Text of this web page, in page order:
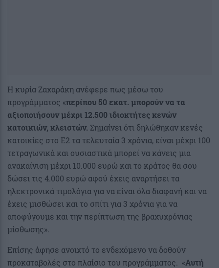
Η κυρία Ζαχαράκη ανέφερε πως μέσω του
προγράμματος «περίπου 50 εκατ. μπορούν να τα
αξιοποιήσουν μέχρι 12.500 ιδιοκτήτες κενών
κατοικιών, κλειστών. Σημαίνει ότι δηλώθηκαν κενές
κατοικίες στο Ε2 τα τελευταία 3 χρόνια, είναι μέχρι 100
τετραγωνικά και ουσιαστικά μπορεί να κάνεις μια
ανακαίνιση μέχρι 10.000 ευρώ και το κράτος θα σου
δώσει τις 4.000 ευρώ αφού έχεις αναρτήσει τα
ηλεκτρονικά τιμολόγια για να είναι όλα διαφανή και να
έχεις μισθώσει και το σπίτι για 3 χρόνια για να
αποφύγουμε και την περίπτωση της βραχυχρόνιας
μίσθωσης».
Επίσης άφησε ανοιχτό το ενδεχόμενο να δοθούν
προκαταβολές στο πλαίσιο του προγράμματος. «Αυτή